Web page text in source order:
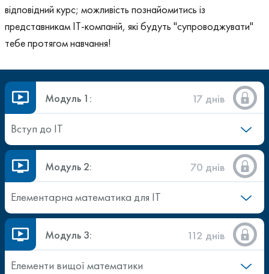
відповідний курс; можливість познайомитись із
представникам ІТ-компаній, які будуть "супроводжувати"
тебе протягом навчання!
Модуль 1:
17 днів
Вступ до ІТ
Модуль 2:
70 днів
Елементарна математика для ІТ
Модуль 3:
112 днів
Елементи вищої математики